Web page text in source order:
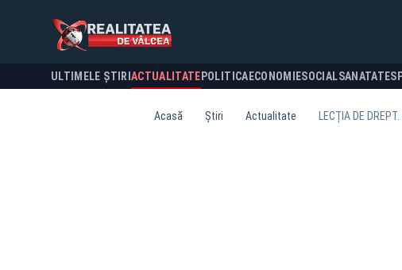
ULTIMELE ȘTIRI ACTUALITATE POLITICA ECONOMIESOCIALSANATATE
Acasă Știri Actualitate LECȚIA DE